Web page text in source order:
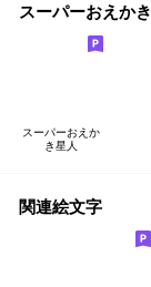
スーパーおえか
スーパーおえか
き星人
関連絵文字